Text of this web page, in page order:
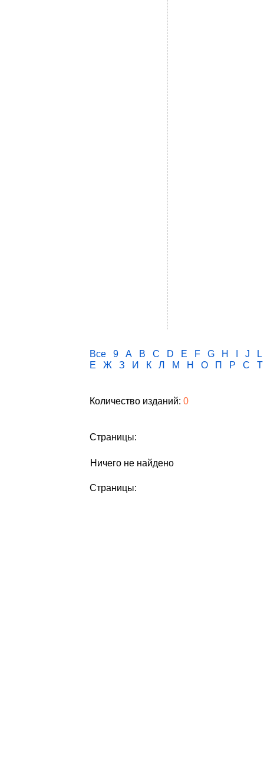
Все 9 A B C D E F G H J
L
Е
Ж З И К Л М Н О П Р С Т
Количество изданий: 0
Страницы:
Ничего не найдено
Страницы: